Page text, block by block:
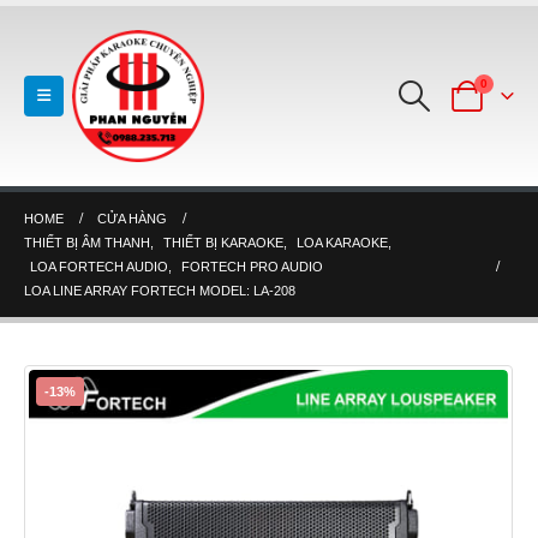
0
HOME
CỬA HÀNG
THIẾT BỊ ÂM THANH
THIẾT BỊ KARAOKE LOA KARAOKE
LOA FORTECH AUDIO
FORTECH PRO AUDIO
LOA LINE ARRAY FORTECH MODEL: LA-208
-13%